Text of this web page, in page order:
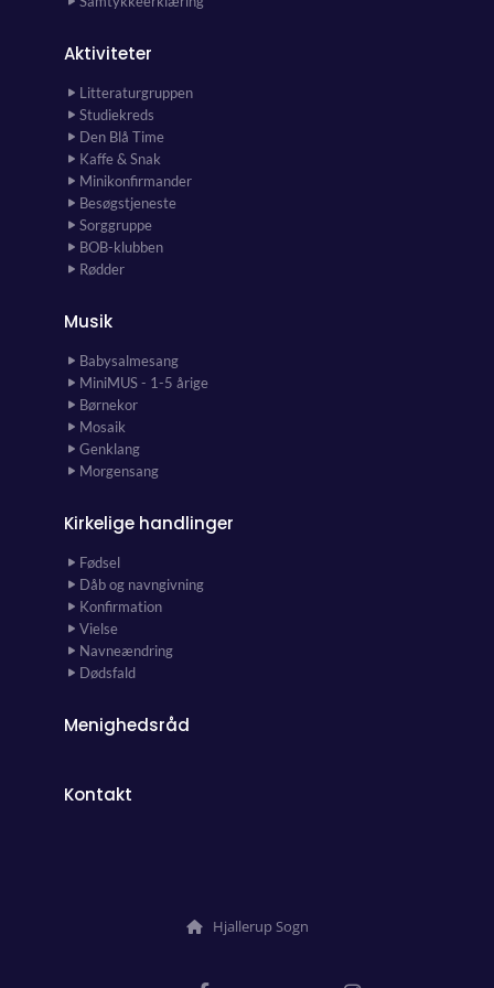
Aktiviteter
Litteraturgruppen
Studiekreds
Den Blå Time
Kaffe & Snak
Minikonfirmander
Besøgstjeneste
Sorggruppe
BOB-klubben
Rødder
Musik
Babysalmesang
MiniMUS - 1-5 årige
Børnekor
Mosaik
Genklang
Morgensang
Kirkelige handlinger
Fødsel
Dåb og navngivning
Konfirmation
Vielse
Navneændring
Dødsfald
Menighedsråd
Kontakt
Hjallerup Sogn